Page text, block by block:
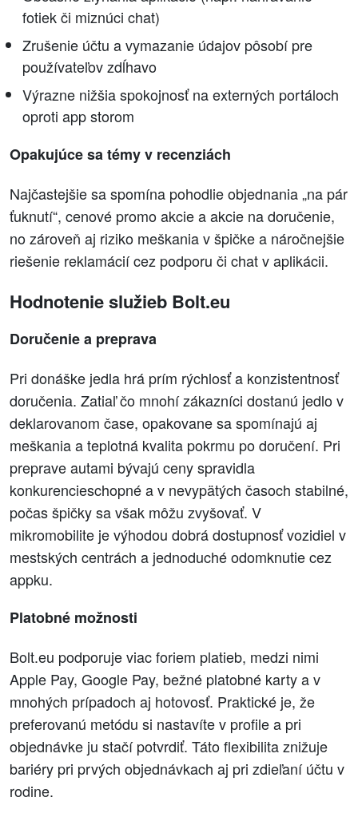
fotiek či miznúci chat)
Zrušenie účtu a vymazanie údajov pôsobí pre
používateľov zdĺhavo
Výrazne nižšia spokojnosť na externých portáloch
oproti app storom
Opakujúce sa témy v recenziách
Najčastejšie sa spomína pohodlie objednania „na pár
ťuknutí“, cenové promo akcie a akcie na doručenie,
no zároveň aj riziko meškania v špičke a náročnejšie
riešenie reklamácií cez podporu či chat v aplikácii.
Hodnotenie služieb Bolt.eu
Doručenie a preprava
Pri donáške jedla hrá prím rýchlosť a konzistentnosť
doručenia. Zatiaľ čo mnohí zákazníci dostanú jedlo v
deklarovanom čase, opakovane sa spomínajú aj
meškania a teplotná kvalita pokrmu po doručení. Pri
preprave autami bývajú ceny spravidla
konkurencieschopné a v nevypätých časoch stabilné,
počas špičky sa však môžu zvyšovať. V
mikromobilite je výhodou dobrá dostupnosť vozidiel v
mestských centrách a jednoduché odomknutie cez
appku.
Platobné možnosti
Bolt.eu podporuje viac foriem platieb, medzi nimi
Apple Pay, Google Pay, bežné platobné karty a v
mnohých prípadoch aj hotovosť. Praktické je, že
preferovanú metódu si nastavíte v profile a pri
objednávke ju stačí potvrdiť. Táto flexibilita znižuje
bariéry pri prvých objednávkach aj pri zdieľaní účtu v
rodine.